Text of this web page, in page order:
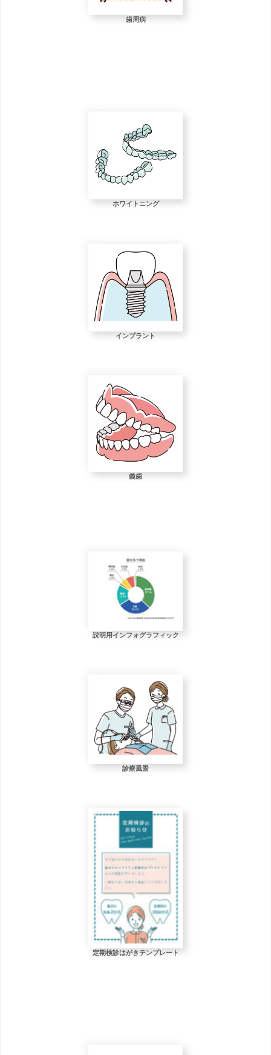
歯周病
ホワイトニング
インプラント
義歯
説明用インフォグラフィック
診療風景
定期検診はがきテンプレート